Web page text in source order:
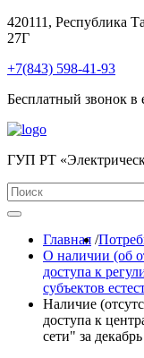
420111, Республика
27Г
+7(843) 598-41-93
Бесплатный звонок
ГУП РТ
Главная /
О наличии (об
доступа к
субъектов
Наличие
доступа к
сети" за